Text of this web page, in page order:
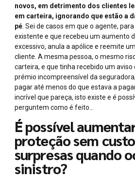
novos, em detrimento dos clientes
em carteira, ignorando que estão a
pé . Sei de casos em que o agente,
existente e que recebeu um aumento
excessivo, anula a apólice e reemite
cliente. A mesma pessoa, o mesmo
carteira, e que tinha recebido um aviso
prémio incompreensível da
pagar até menos do que estava a
incrível que pareça, isto existe e é
perguntem como é feito…
É possível
proteção sem
surpresas quando
sinistro?